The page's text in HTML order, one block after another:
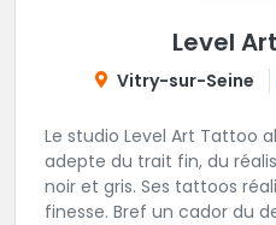
Level
Vitry-sur-Seine
Le studio Level Art Tattoo
adepte du trait fin, du
noir et gris. Ses tattoos
finesse. Bref un cador du